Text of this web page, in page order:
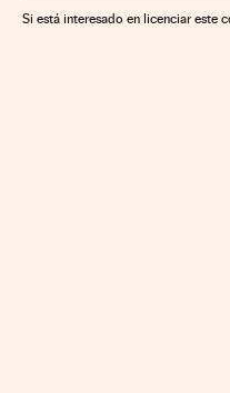
Si está interesado en licenciar este